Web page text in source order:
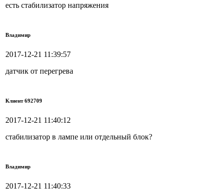
есть стабилизатор напряжения
Владимир
2017-12-21 11:39:57
датчик от перегрева
Клиент 692709
2017-12-21 11:40:12
стабилизатор в лампе или отдельный блок?
Владимир
2017-12-21 11:40:33